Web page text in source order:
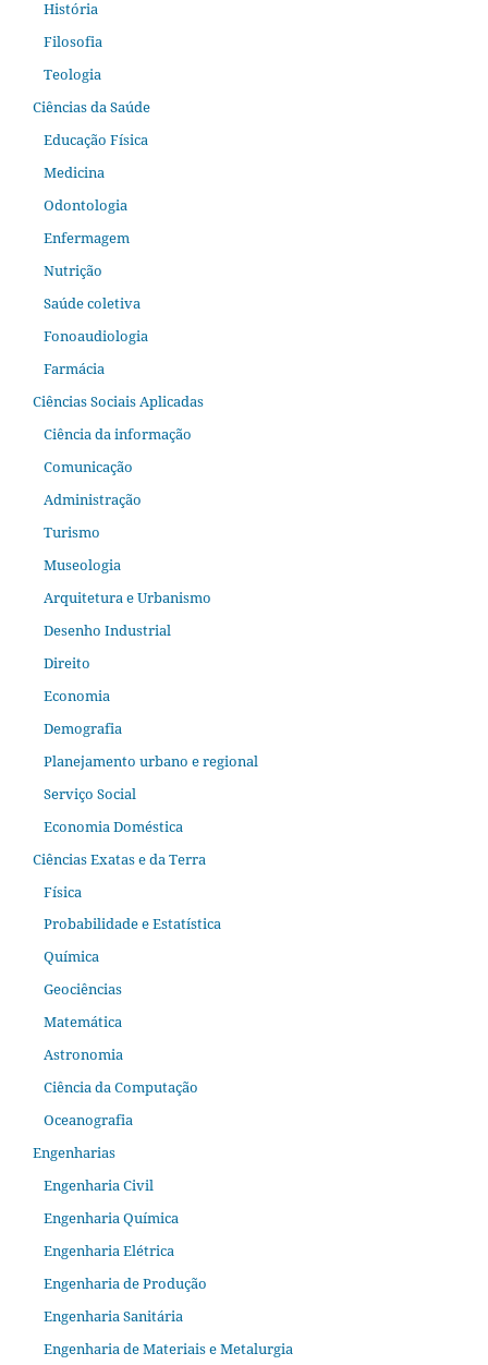
História
Filosofia
Teologia
Ciências da Saúde
Educação Física
Medicina
Odontologia
Enfermagem
Nutrição
Saúde coletiva
Fonoaudiologia
Farmácia
Ciências Sociais Aplicadas
Ciência da informação
Comunicação
Administração
Turismo
Museologia
Arquitetura e Urbanismo
Desenho Industrial
Direito
Economia
Demografia
Planejamento urbano e regional
Serviço Social
Economia Doméstica
Ciências Exatas e da Terra
Física
Probabilidade e Estatística
Química
Geociências
Matemática
Astronomia
Ciência da Computação
Oceanografia
Engenharias
Engenharia Civil
Engenharia Química
Engenharia Elétrica
Engenharia de Produção
Engenharia Sanitária
Engenharia de Materiais e Metalurgia